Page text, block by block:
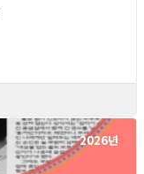
2026년